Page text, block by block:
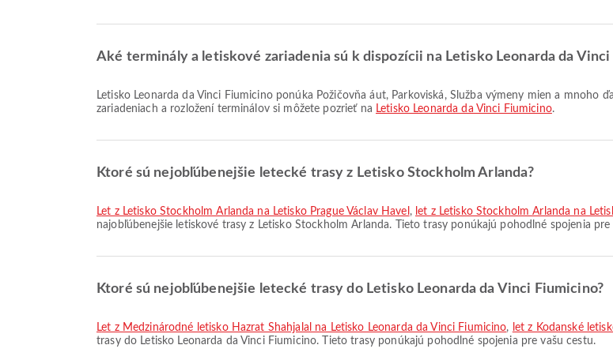
Aké terminály a letiskové zariadenia sú k dispozícii na Letisko Leonarda da Vinci
Letisko Leonarda da Vinci Fiumicino ponúka Požičovňa áut, Parkoviská, Služba výmeny mien a mnoho ďalších možností, ktoré zlepšia váš cestovný zážitok. Podrobnosti o
zariadeniach a rozložení terminálov si môžete pozrieť na Letisko Leonarda da Vinci Fiumicino.
Ktoré sú nejobľúbenejšie letecké trasy z Letisko Stockholm Arlanda?
let z Letisko Stockholm Arlanda na Letisko Prague Václav Havel , let z Letisko Stockholm Arlanda na
najobľúbenejšie letiskové trasy z Letisko Stockholm Arlanda. Tieto trasy ponúkajú pohodlné spojenia pre
Ktoré sú nejobľúbenejšie letecké trasy do Letisko Leonarda da Vinci Fiumicino?
let z Medzinárodné letisko Hazrat Shahjalal na Letisko Leonarda da Vinci Fiumicino, let z Kodanské
trasy do Letisko Leonarda da Vinci Fiumicino. Tieto trasy ponúkajú pohodlné spojenia pre vašu cestu.